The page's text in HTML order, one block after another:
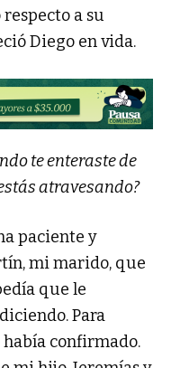
a su
Diego en vida.
te enteraste de
atravesando?
paciente y
mi marido, que
que le
Para
había confirmado.